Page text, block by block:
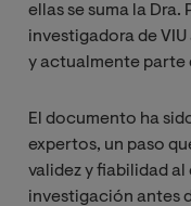
ellas se suma la Dra.
investigadora de
y actualmente parte
El documento ha
expertos, un paso
validez y fiabilidad
investigación antes